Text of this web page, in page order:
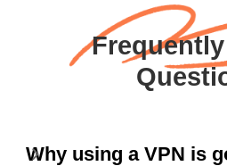
Why using a VPN is